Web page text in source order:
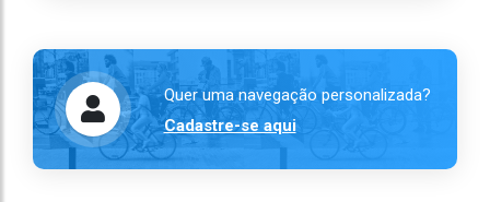
Quer uma navegação personalizada?
Cadastre-se aqui